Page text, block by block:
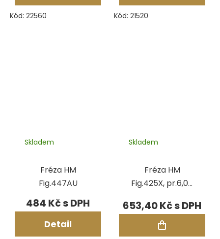
Kód: 22560 Kód: 21520
Fréza HM
Fig.447AU
Skladem
484 Kč
Detail
Fréza HM
Fig.425X, pr.6,00
Skladem
653,40 Kč